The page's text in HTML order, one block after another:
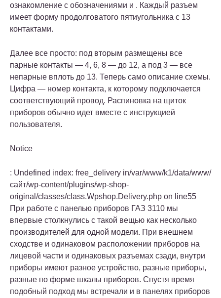
ознакомление с обозначениями и . Каждый разъем
имеет форму продолговатого пятиугольника с 13
контактами.
Далее все просто: под вторым размещены все
парные контакты — 4, 6, 8 — до 12, а под 3 — все
непарные вплоть до 13. Теперь само описание схемы.
Цифра — номер контакта, к которому подключается
соответствующий провод. Распиновка на щиток
приборов обычно идет вместе с инструкцией
пользователя.
Notice
: Undefined index: free_delivery in/var/www/k1/data/www/
сайт/wp-content/plugins/wp-shop-
original/classes/class.Wpshop.Delivery.php on line55
При работе с панелью приборов ГАЗ 3110 мы
впервые столкнулись с такой вещью как несколько
производителей для одной модели. При внешнем
сходстве и одинаковом расположении приборов на
лицевой части и одинаковых разъемах сзади, внутри
приборы имеют разное устройство, разные приборы,
разные по форме шкалы приборов. Спустя время
подобный подход мы встречали и в панелях приборов